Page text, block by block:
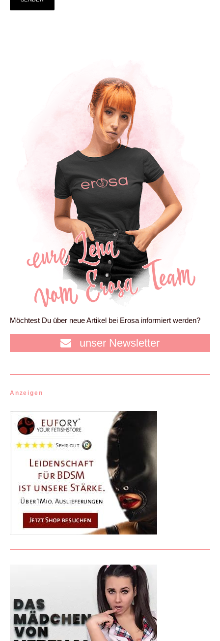
Möchtest Du über neue Artikel bei Erosa informiert werden?
unser Newsletter
Anzeigen